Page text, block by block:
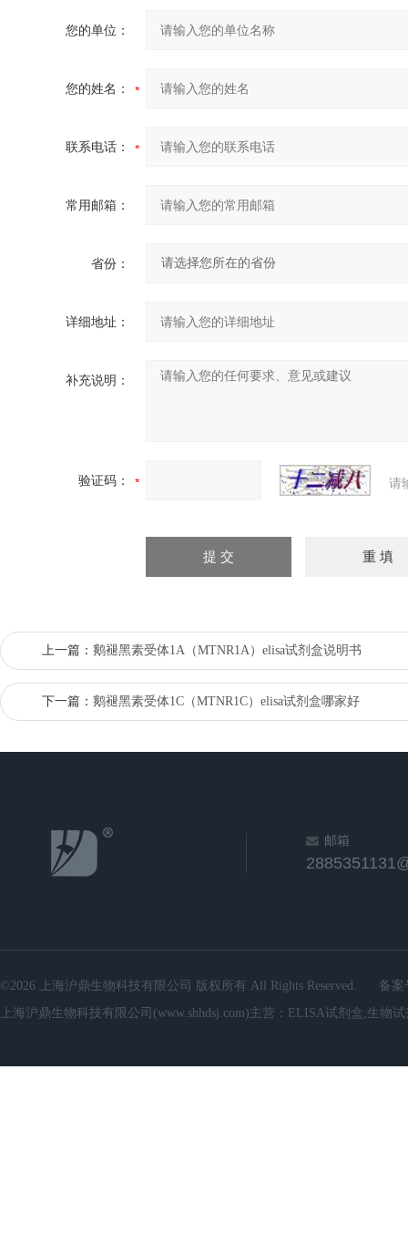
您的单位：
您的姓名：
联系电话：
常用邮箱：
省份：
详细地址：
补充说明：
验证码： 请
上一篇： 鹅褪黑素受体1A（MTNR1A）elisa试剂盒说明书
下一篇： 鹅褪黑素受体1C（MTNR1C）elisa试剂盒哪家好
邮箱
©2026 上海沪鼎生物科技有限公司 版权所有 All Rights Reserved.
备案
上海沪鼎生物科技有限公司(www.shhdsj.com)主营：ELISA试剂盒,生物